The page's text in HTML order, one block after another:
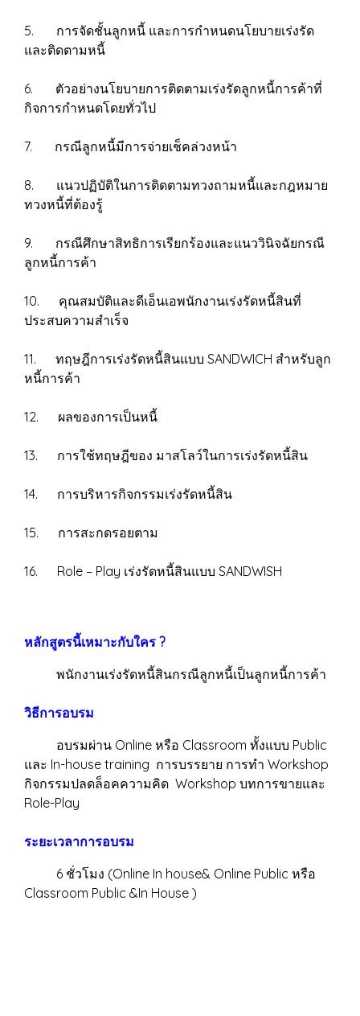
5. การจัดชั้นลูกหนี้ และการกำหนดนโยบายเร่งรัด
และติดตามหนี้
6. ตัวอย่างนโยบายการติดตามเร่งรัดลูกหนี้การค้าที่
กิจการกำหนดโดยทั่วไป
7. กรณีลูกหนี้มีการจ่ายเช็คล่วงหน้า
8. แนวปฏิบัติในการติดตามทวงถามหนี้และกฎหมาย
ทวงหนี้ที่ต้องรู้
9. กรณีศึกษาสิทธิการเรียกร้องและแนววินิจฉัยกรณี
ลูกหนี้การค้า
10. คุณสมบัติและดีเอ็นเอพนักงานเร่งรัดหนี้สินที่
ประสบความสำเร็จ
11. ทฤษฎีการเร่งรัดหนี้สินแบบ SANDWICH สำหรับลูก
หนี้การค้า
12. ผลของการเป็นหนี้
13. การใช้ทฤษฎีของ มาสโลว์ในการเร่งรัดหนี้สิน
14. การบริหารกิจกรรมเร่งรัดหนี้สิน
15. การสะกดรอยตาม
16. Role – Play เร่งรัดหนี้สินแบบ SANDWISH
หลักสูตรนี้เหมาะกับใคร ?
พนักงานเร่งรัดหนี้สินกรณีลูกหนี้เป็นลูกหนี้การค้า
วิธีการอบรม
อบรมผ่าน Online หรือ Classroom ทั้งแบบ Public
และ In-house training การบรรยาย การทำ Workshop
กิจกรรมปลดล็อคความคิด Workshop บทการขายและ
Role-Play
ระยะเวลาการอบรม
6 ชั่วโมง (Online In house& Online Public หรือ
Classroom Public &In House )